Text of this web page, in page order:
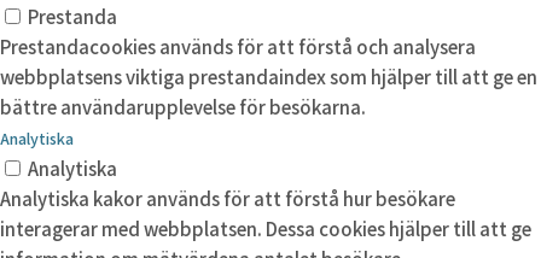
Prestanda
Prestandacookies används för att förstå och analysera
webbplatsens viktiga prestandaindex som hjälper till att ge en
bättre användarupplevelse för besökarna.
Analytiska
Analytiska
Analytiska kakor används för att förstå hur besökare
interagerar med webbplatsen. Dessa cookies hjälper till att ge